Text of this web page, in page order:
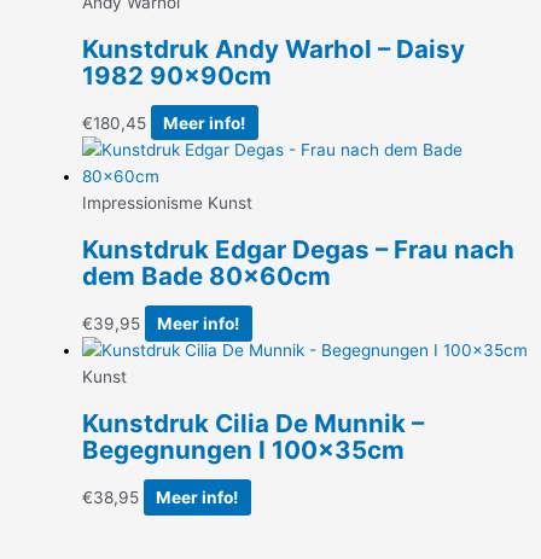
Kunstdruk Andy Warhol – Daisy
1982 90x90cm
€180,45 Meer info!
Impressionisme Kunst
Kunstdruk Edgar Degas – Frau nach
dem Bade 80x60cm
€39,95 Meer info!
Kunst
Kunstdruk Cilia De Munnik –
Begegnungen I 100x35cm
€38,95 Meer info!